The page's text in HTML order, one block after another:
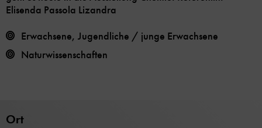
Elisenda Passola Lizandra
Erwachsene, Jugendliche / junge Erwachsene
Naturwissenschaften
Ort